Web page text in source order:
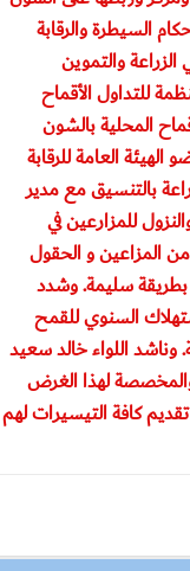
السيطرة والرقابة
والتموين
للتداول الأقماح
المحلية بالشون
العامة للرقابة
بالتنسيق مع مدير
للمزارعين في
المزاعين و الحقول
سليمة. وشدد
السنوي للقمح
اللواء خالد سعيد
والمخصصة لهذا الغرض
كافة التيسيرات لهم